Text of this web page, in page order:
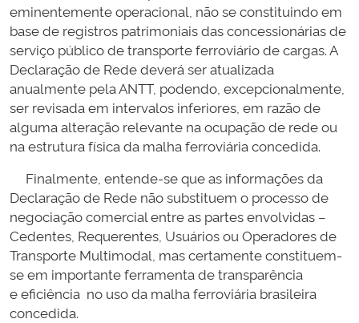
eminentemente operacional, não se constituindo em
base de registros patrimoniais das concessionárias de
serviço público de transporte ferroviário de cargas. A
Declaração de Rede deverá ser atualizada
anualmente pela ANTT, podendo, excepcionalmente,
ser revisada em intervalos inferiores, em razão de
alguma alteração relevante na ocupação de rede ou
na estrutura física da malha ferroviária concedida.
Finalmente, entende-se que as informações da
Declaração de Rede não substituem o processo de
negociação comercial entre as partes envolvidas –
Cedentes, Requerentes, Usuários ou Operadores de
Transporte Multimodal, mas certamente constituem-
se em importante ferramenta de transparência
e eficiência no uso da malha ferroviária brasileira
concedida.